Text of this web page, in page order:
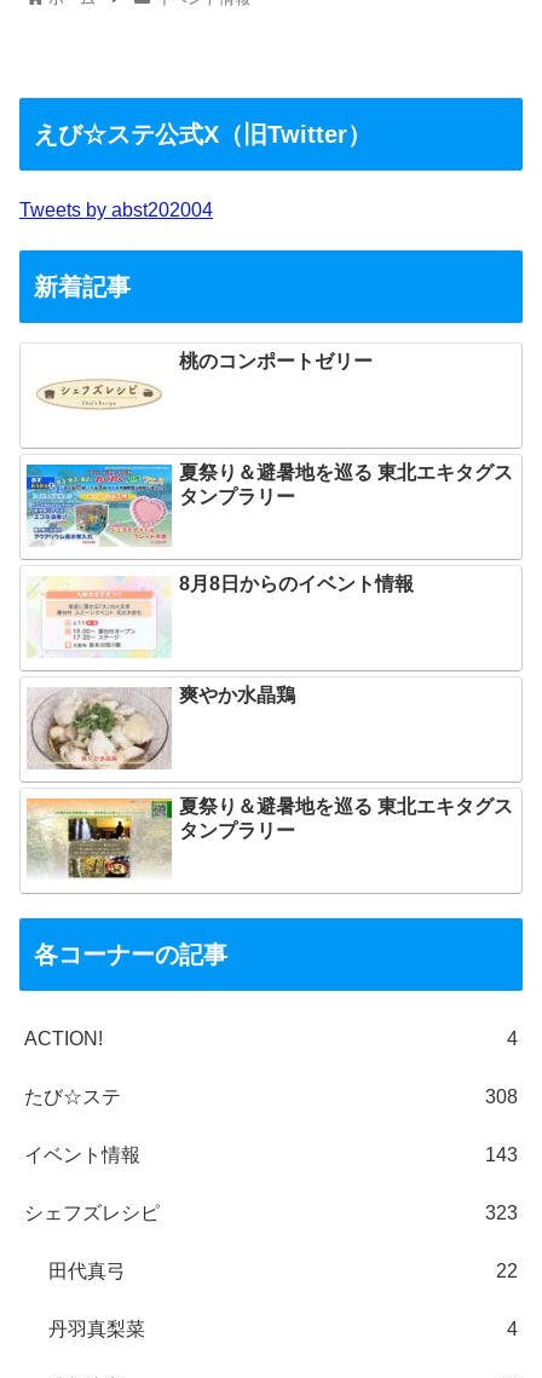
えび☆ステ公式X（旧Twitter）
Tweets by abst202004
新着記事
桃のコンポートゼリー
夏祭り＆避暑地を巡る 東北エキタグス
タンプラリー
8月8日からのイベント情報
爽やか水晶鶏
夏祭り＆避暑地を巡る 東北エキタグス
タンプラリー
各コーナーの記事
ACTION! 4
たび☆ステ 308
イベント情報 143
シェフズレシピ 323
田代真弓 22
丹羽真梨菜 4